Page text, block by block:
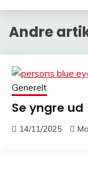
Andre
Generelt
Se yngre ud
14/11/2025